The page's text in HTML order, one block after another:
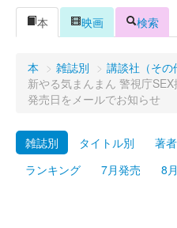
ログイン
購入管理
プレミアム
本
映画 検索
本 > 雑誌別 > 講談社（その
新やる気まんまん 警視庁
発売日をメールでお知らせ
雑誌別 タイトル別 著
ランキング
7月発売 8